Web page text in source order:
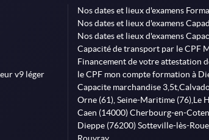
v9 léger
Nos dates et lieux d'examens
Nos dates et lieux d'examens
Nos dates et lieux d'examens
Capacité de transport par le CPF
Financement de votre attestation
le CPF mon compte formation à
Capacite marchandise
Orne (61), Seine-Maritime (76),Le
Caen (14000) Cherbourg-en-
Dieppe (76200) Sotteville-lès-